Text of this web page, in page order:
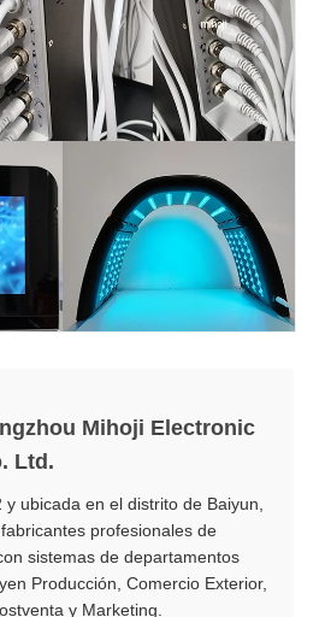
Mihoji Electronic
Ltd.
ubicada en el distrito de Baiyun,
profesionales de
sistemas de departamentos
Producción, Comercio Exterior,
y Marketing.